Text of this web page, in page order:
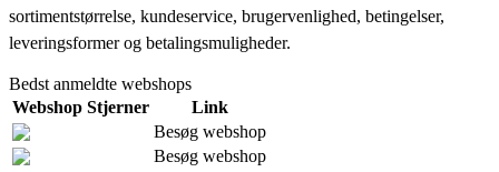
sortimentstørrelse, kundeservice, brugervenlighed, betingelser,
leveringsformer og betalingsmuligheder.
Bedst anmeldte webshops
Webshop Stjerner
Link
Besøg webshop
Besøg webshop